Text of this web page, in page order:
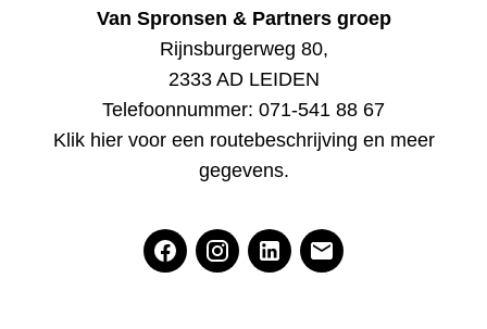
Van Spronsen & Partners groep
Rijnsburgerweg 80,
2333 AD LEIDEN
Telefoonnummer: 071-541 88 67
Klik hier voor een routebeschrijving en meer
gegevens.